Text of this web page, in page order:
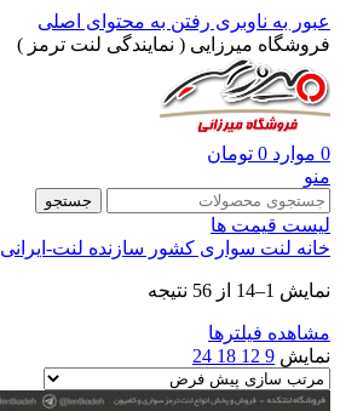
عبور به ناوبری رفتن به محتوای اصلی
فروشگاه میرزایی ( نمایندگی لنت ترمز )
0 موارد 0 تومان
منو
جستجو
لیست قیمت ها
خانه لنت سواری کشور سازنده لنت-ایرانی
نمایش 1–14 از 56 نتیجه
مشاهده فیلترها
نمایش 9
12
18
24